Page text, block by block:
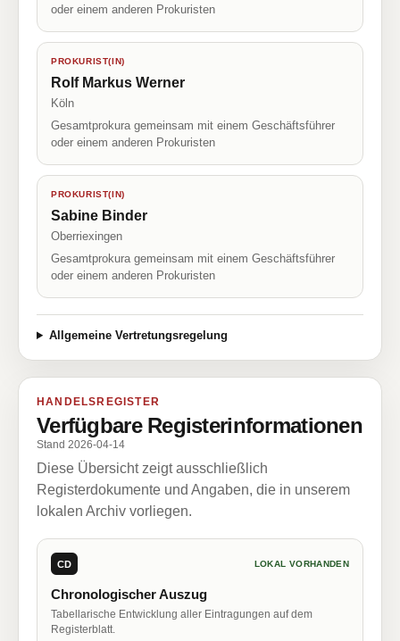
oder einem anderen Prokuristen
PROKURIST(IN)
Rolf Markus Werner
Köln
Gesamtprokura gemeinsam mit einem Geschäftsführer
oder einem anderen Prokuristen
PROKURIST(IN)
Sabine Binder
Oberriexingen
Gesamtprokura gemeinsam mit einem Geschäftsführer
oder einem anderen Prokuristen
Allgemeine Vertretungsregelung
HANDELSREGISTER
Verfügbare Registerinformationen
Stand 2026-04-14
Diese Übersicht zeigt ausschließlich
Registerdokumente und Angaben, die in unserem
lokalen Archiv vorliegen.
CD LOKAL VORHANDEN
Chronologischer Auszug
Tabellarische Entwicklung aller Eintragungen auf dem
Registerblatt.